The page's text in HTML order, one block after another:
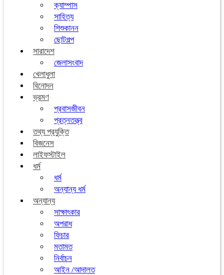
ক্যাম্পাস
সাহিত্য
শিশুকানন
ছোটগল্প
সারাদেশ
জেলাসংবাদ
খেলাধুলা
বিনোদন
ভ্রমণ
প্রবাসজীবন
প্রত্নতত্ত্ব
তথ্য প্রযুক্তি
বিজনেস
লাইফস্টাইল
ধর্ম
ধর্ম
অন্যান্য ধর্ম
অন্যান্য
সাক্ষাৎকার
অপরাধ
ফিচার
মতামত
নির্বাচন
আইন /আদালত